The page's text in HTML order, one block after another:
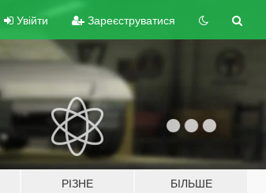
Увійти Зареєструватися
РІЗНЕ БІЛЬШЕ